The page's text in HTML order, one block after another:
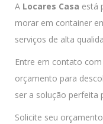
A Locares Casa está
morar em container
serviços de alta
Entre em contato com
orçamento para
ser a solução perfeita
Solicite seu